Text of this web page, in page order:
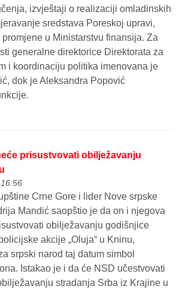
izvještaji o realizaciji omladinskih
sredstava Poreskoj upravi,
promjene u Ministarstvu finansija. Za
generalne direktorice Direktorata za
i koordinaciju politika imenovana je
dok je Aleksandra Popović
prisustvovati obilježavanju
Crne Gore i lider Nove srpske
Mandić saopštio je da on i njegova
obilježavanju godišnjice
akcije „Oluja“ u Kninu,
srpski narod taj datum simbol
Istakao je i da će NSD učestvovati
stradanja Srba iz Krajine u